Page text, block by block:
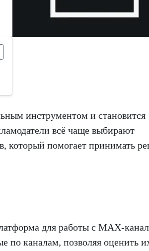
инструментом и становится
всё чаще выбирают
который помогает принимать
для работы с MAX-
по каналам, позволяя оценить